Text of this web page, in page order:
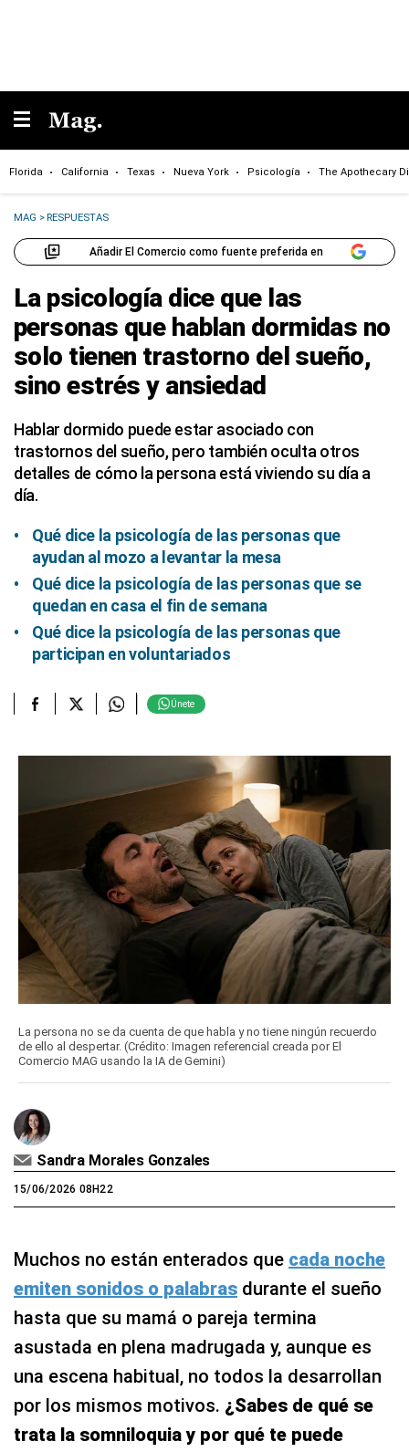
Florida California Texas Nueva York Psicología The Apothecary
MAG >RESPUESTAS
Añadir El Comercio como fuente preferida en
La psicología dice que las
personas que hablan dormidas no
solo tienen trastorno del sueño,
sino estrés y ansiedad
Hablar dormido puede estar asociado con
trastornos del sueño, pero también oculta otros
detalles de cómo la persona está viviendo su día a
día.
Qué dice la psicología de las personas que
ayudan al mozo a levantar la mesa
Qué dice la psicología de las personas que se
quedan en casa el fin de semana
Qué dice la psicología de las personas que
participan en voluntariados
Únete
La persona no se da cuenta de que habla y no tiene ningún recuerdo
de ello al despertar. (Crédito: Imagen referencial creada por El
Comercio MAG usando la IA de Gemini)
Sandra Morales Gonzales
15/06/2026 08H22
Muchos no están enterados que cada noche
emiten sonidos o palabras durante el sueño
hasta que su mamá o pareja termina
asustada en plena madrugada y, aunque es
una escena habitual, no todos la desarrollan
por los mismos motivos. ¿Sabes de qué se
trata la somniloquia y por qué te puede